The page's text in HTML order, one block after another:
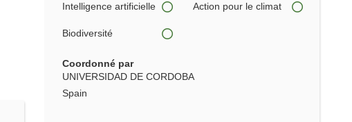
Intelligence artificielle Action pour le climat
Biodiversité
Coordonné par
UNIVERSIDAD DE CORDOBA
Spain